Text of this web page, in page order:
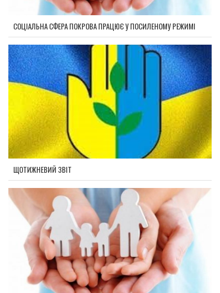
СОЦІАЛЬНА СФЕРА ПОКРОВА ПРАЦЮЄ У ПОСИЛЕНОМУ РЕЖИМІ
ЩОТИЖНЕВИЙ ЗВІТ